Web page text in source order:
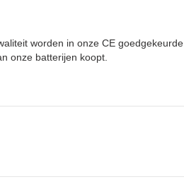
worden in onze CE goedgekeurde
onze batterijen koopt.